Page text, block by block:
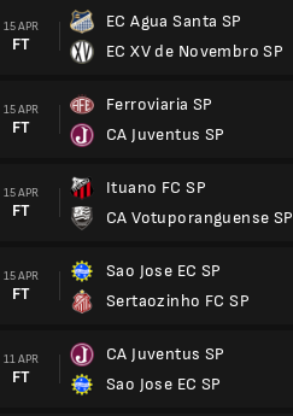
15 APR
FT
EC Agua Santa SP
EC XV de Novembro SP
15 APR
FT
Ferroviaria SP
CA Juventus SP
15 APR
FT
Ituano FC SP
CA Votuporanguense SP
15 APR
FT
Sao Jose EC SP
Sertaozinho FC SP
11 APR
FT
CA Juventus SP
Sao Jose EC SP